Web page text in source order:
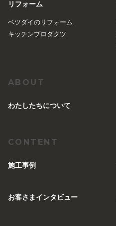
リフォーム
ベツダイのリフォーム
キッチンプロダクツ
ABOUT
︎わたしたちについて
CONTENT
施工事例
お客さまインタビュー